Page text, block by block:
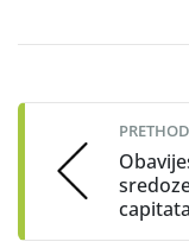
navigation